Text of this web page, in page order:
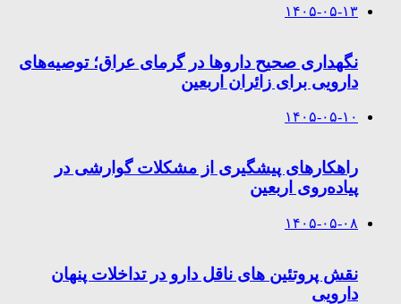
۱۴۰۵-۰۵-۱۳
نگهداری صحیح داروها در گرمای عراق؛ توصیه‌های
دارویی برای زائران اربعین
۱۴۰۵-۰۵-۱۰
راهکارهای پیشگیری از مشکلات گوارشی در
پیاده‌روی اربعین
۱۴۰۵-۰۵-۰۸
نقش پروتئین های ناقل دارو در تداخلات پنهان
دارویی